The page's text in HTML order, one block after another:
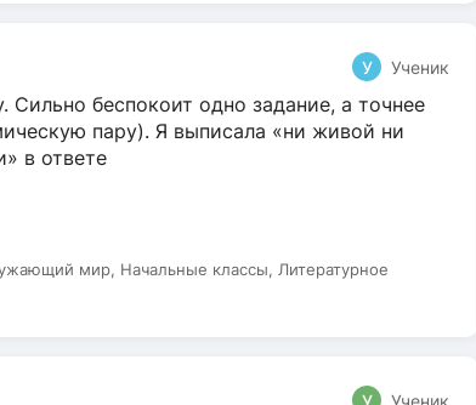
У Ученик
Сильно беспокоит одно задание, а точнее
пару). Я выписала «ни живой ни
в ответе
мир, Начальные классы, Литературное
У Ученик